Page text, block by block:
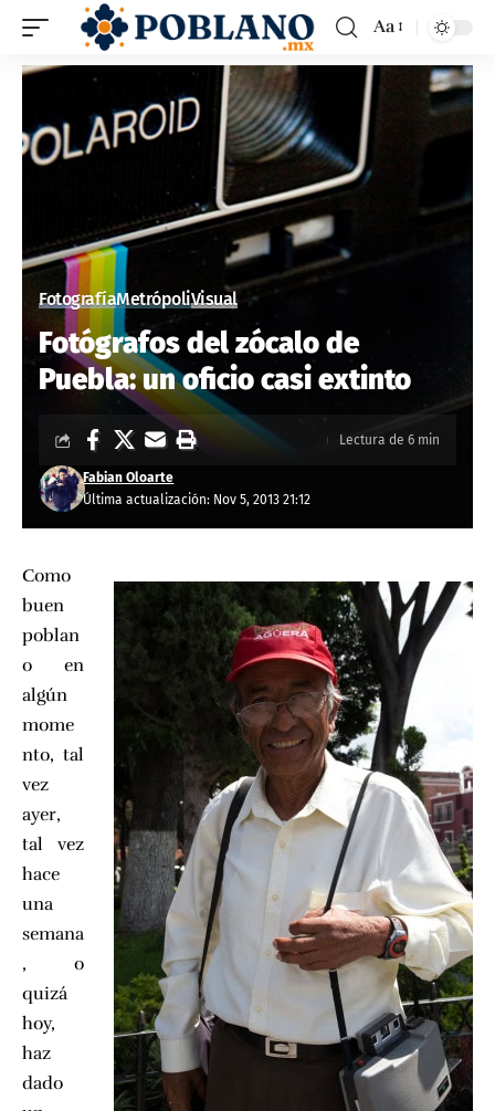
Aa
FotografíaMetrópoliVisual
Fotógrafos del zócalo de
Puebla: un oficio casi extinto
Última actualización: Nov 5, 2013 21:12
Fabian Oloarte
Lectura de 6 min
Como
buen
poblan
o en
algún
mome
nto, tal
vez
ayer,
tal vez
hace
una
semana
, o
quizá
hoy,
haz
dado